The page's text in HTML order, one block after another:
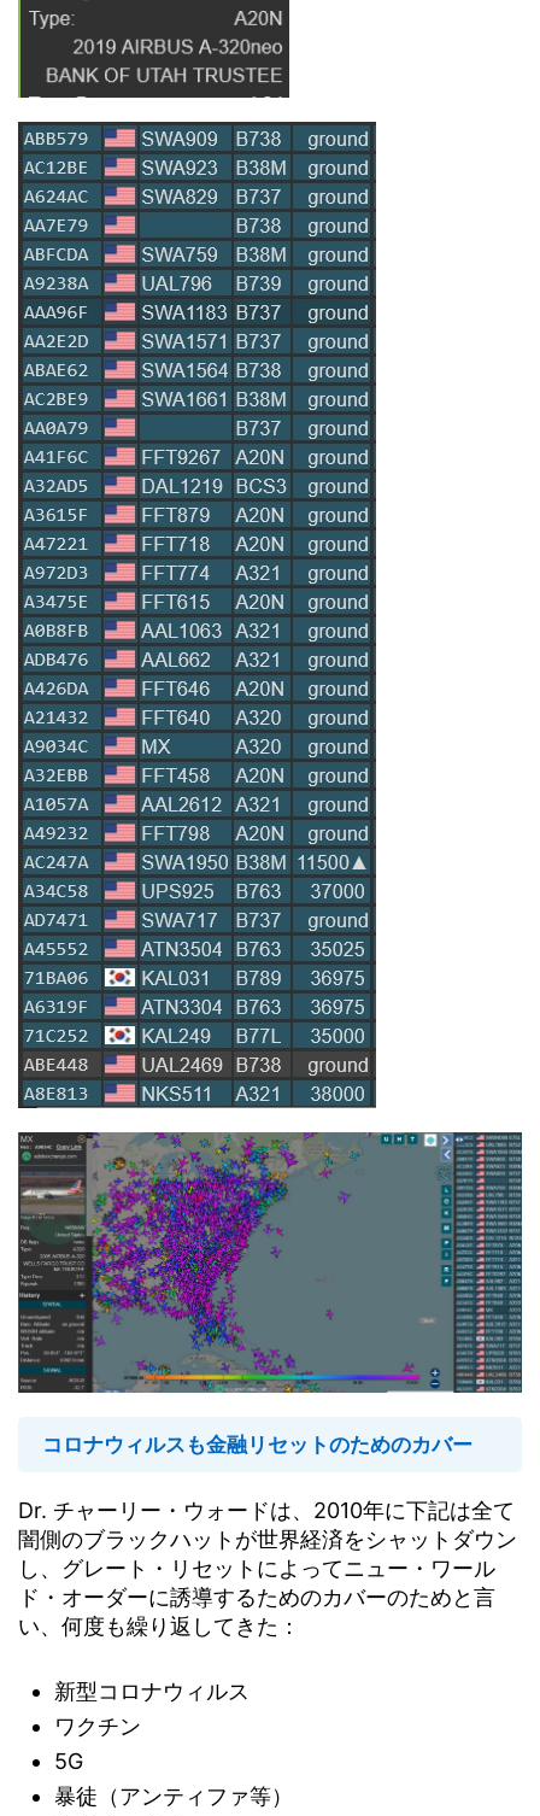
コロナウィルスも金融リセットのためのカバー
Dr. チャーリー・ウォードは、2010年に下記は全て
闇側のブラックハットが世界経済をシャットダウン
し、グレート・リセットによってニュー・ワール
ド・オーダーに誘導するためのカバーのためと言
い、何度も繰り返してきた：
新型コロナウィルス
ワクチン
5G
暴徒（アンティファ等）